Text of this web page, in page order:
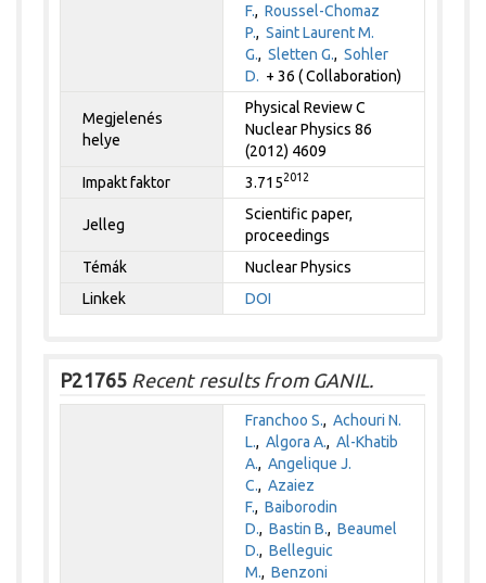
F.,Roussel-Chomaz
P.,Saint Laurent M.
G.,Sletten G.,Sohler
D. + 36 ( Collaboration)
Megjelenés
helye
Physical Review C
Nuclear Physics 86
(2012) 4609
Impakt faktor
3.7152012
Jelleg
Scientific paper,
proceedings
Témák
Nuclear Physics
Linkek
DOI
P21765 Recent results from GANIL.
Franchoo S.,Achouri N.
L.,Algora A.,Al-Khatib
A.,Angelique J.
C.,Azaiez
F.,Baiborodin
D.,Bastin B.,Beaumel
D.,Belleguic
M.,Benzoni